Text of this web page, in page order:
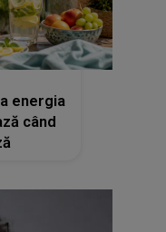
energia
când